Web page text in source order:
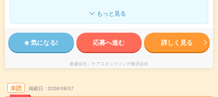
もっと見る
気になる! 応募へ進む 詳しく見る
派遣会社 ケアスタッフィング株式会社
未読 掲載日 2026/08/07